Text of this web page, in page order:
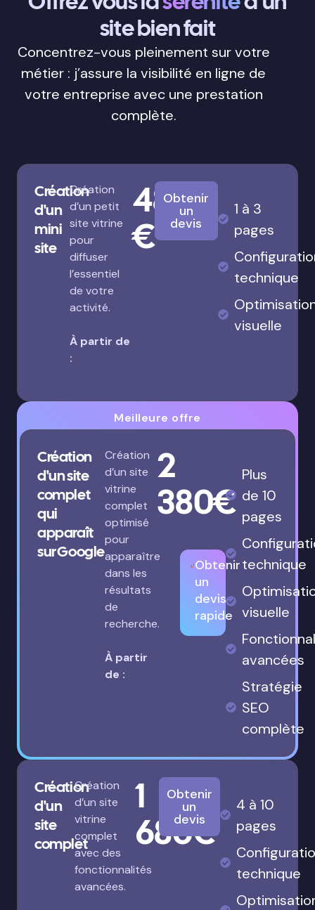
site bien fait
Concentrez-vous pleinement sur votre
métier : j’assure la visibilité en ligne de
votre entreprise avec une prestation
complète.
Création
d'un
mini
site
Création
d’un petit
site vitrine
pour
diffuser
l’essentiel
de votre
activité.
À partir de
:
480
€
Obtenir
un
devis
1 à 3
pages
technique
visuelle
Meilleure offre
Création
d'un site
complet
qui
apparaît
sur Google
Création
d’un site
vitrine
complet
optimisé
pour
apparaître
dans les
résultats
de
recherche.
À partir
de :
2
380€
Obtenir
un
devis
rapide
Plus
de 10
pages
technique
visuelle
avancées
Stratégie
SEO
complète
Création
d'un
site
complet
Création
d’un site
vitrine
complet
avec des
fonctionnalités
avancées.
1
680€
Obtenir
un
devis
4 à 10
pages
technique